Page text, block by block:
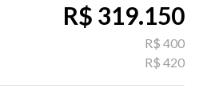
R$ 319.150
R$ 400
R$ 420